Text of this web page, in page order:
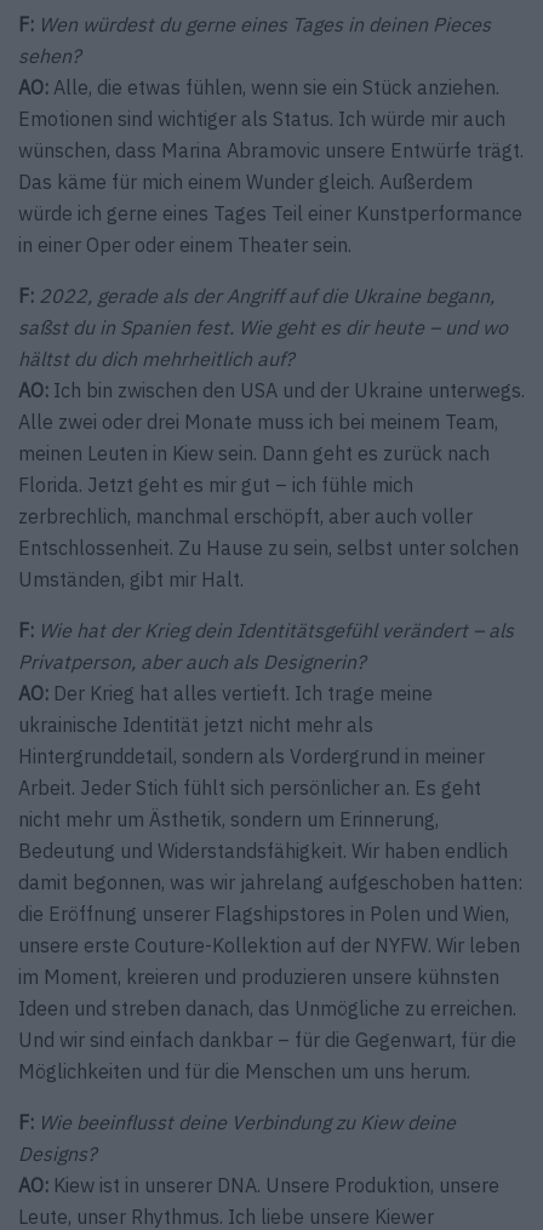
F: Wen würdest du gerne eines Tages in deinen Pieces
sehen?
AO: Alle, die etwas fühlen, wenn sie ein Stück anziehen.
Emotionen sind wichtiger als Status. Ich würde mir auch
wünschen, dass Marina Abramovic unsere Entwürfe trägt.
Das käme für mich einem Wunder gleich. Außerdem
würde ich gerne eines Tages Teil einer Kunstperformance
in einer Oper oder einem Theater sein.
F: 2022, gerade als der Angriff auf die Ukraine begann,
saßst du in Spanien fest. Wie geht es dir heute – und wo
hältst du dich mehrheitlich auf?
AO: Ich bin zwischen den USA und der Ukraine unterwegs.
Alle zwei oder drei Monate muss ich bei meinem Team,
meinen Leuten in Kiew sein. Dann geht es zurück nach
Florida. Jetzt geht es mir gut – ich fühle mich
zerbrechlich, manchmal erschöpft, aber auch voller
Entschlossenheit. Zu Hause zu sein, selbst unter solchen
Umständen, gibt mir Halt.
F: Wie hat der Krieg dein Identitätsgefühl verändert – als
Privatperson, aber auch als Designerin?
AO: Der Krieg hat alles vertieft. Ich trage meine
ukrainische Identität jetzt nicht mehr als
Hintergrunddetail, sondern als Vordergrund in meiner
Arbeit. Jeder Stich fühlt sich persönlicher an. Es geht
nicht mehr um Ästhetik, sondern um Erinnerung,
Bedeutung und Widerstandsfähigkeit. Wir haben endlich
damit begonnen, was wir jahrelang aufgeschoben hatten:
die Eröffnung unserer Flagshipstores in Polen und Wien,
unsere erste Couture-Kollektion auf der NYFW. Wir leben
im Moment, kreieren und produzieren unsere kühnsten
Ideen und streben danach, das Unmögliche zu erreichen.
Und wir sind einfach dankbar – für die Gegenwart, für die
Möglichkeiten und für die Menschen um uns herum.
F: Wie beeinflusst deine Verbindung zu Kiew deine
Designs?
AO: Kiew ist in unserer DNA. Unsere Produktion, unsere
Leute, unser Rhythmus. Ich liebe unsere Kiewer